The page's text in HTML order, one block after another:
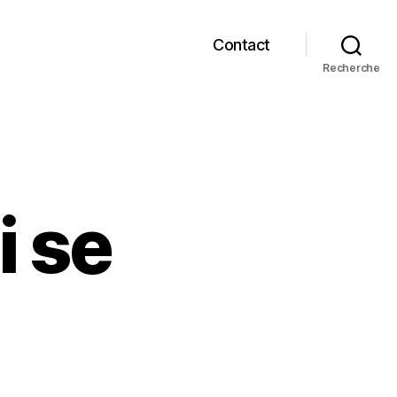
Contact
Recherche
se